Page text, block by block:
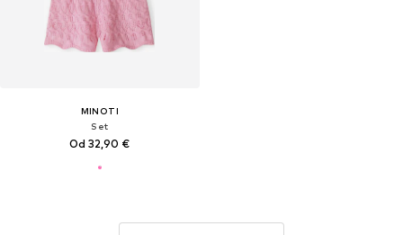
MINOTI
Set
Od 32,90 €